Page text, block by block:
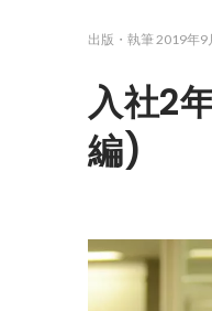
出版・執筆2019年9
入社2
編)